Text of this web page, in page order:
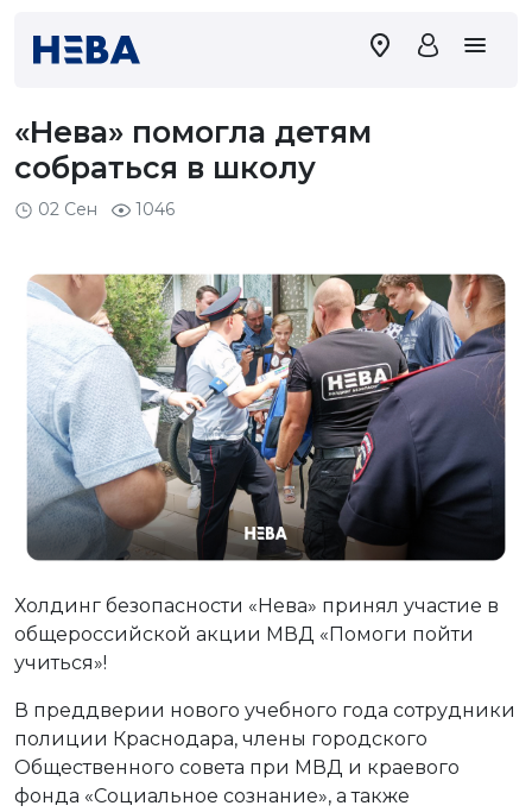
«Нева» помогла детям
собраться в школу
02 Сен 1046
Холдинг безопасности «Нева» принял участие в
общероссийской акции МВД «Помоги пойти
учиться»!
В преддверии нового учебного года сотрудники
полиции Краснодара, члены городского
Общественного совета при МВД и краевого
фонда «Социальное сознание», а также